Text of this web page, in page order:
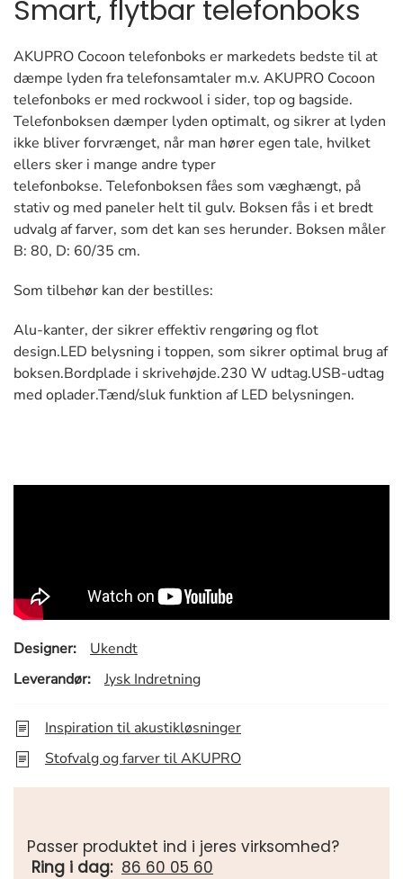
Smart, flytbar telefonboks
AKUPRO Cocoon telefonboks er markedets bedste til at
dæmpe lyden fra telefonsamtaler m.v. AKUPRO Cocoon
telefonboks er med rockwool i sider, top og bagside.
Telefonboksen dæmper lyden optimalt, og sikrer at lyden
ikke bliver forvrænget, når man hører egen tale, hvilket
ellers sker i mange andre typer
telefonbokse. Telefonboksen fåes som væghængt, på
stativ og med paneler helt til gulv. Boksen fås i et bredt
udvalg af farver, som det kan ses herunder. Boksen måler
B: 80, D: 60/35 cm.
Som tilbehør kan der bestilles:
Alu-kanter, der sikrer effektiv rengøring og flot
design.LED belysning i toppen, som sikrer optimal brug af
boksen.Bordplade i skrivehøjde.230 W udtag.USB-udtag
med oplader.Tænd/sluk funktion af LED belysningen.
Designer:
Ukendt
Leverandør:
Jysk Indretning
Inspiration til akustikløsninger
Stofvalg og farver til AKUPRO
Passer produktet ind i jeres virksomhed?
Ring i dag: 86 60 05 60